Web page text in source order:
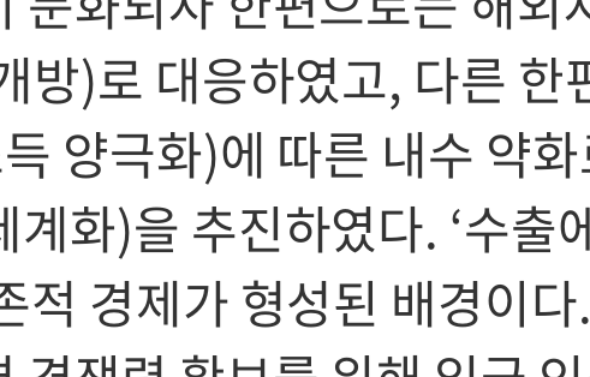
방)로 대응하였고, 다른 한
양극화)에 따른 내수 약
화)을 추진하였다. ‘수출
적 경제가 형성된 배경이다.